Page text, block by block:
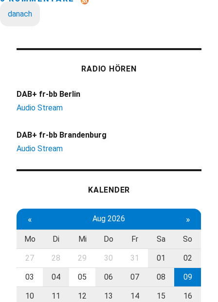
danach
RADIO HÖREN
DAB+ fr-bb Berlin
Audio Stream
DAB+ fr-bb Brandenburg
Audio Stream
KALENDER
« Aug 2026 »
Mo Di Mi Do Fr Sa So
27 28 29 30 31 01 02
03 04 05 06 07 08 09
10 11 12 13 14 15 16